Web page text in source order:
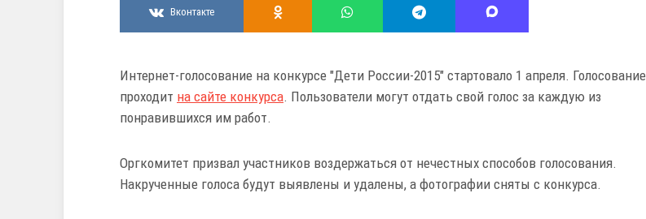
Вконтакте
Интернет-голосование на конкурсе "Дети России-2015" стартовало 1 апреля. Голосование
проходит на сайте конкурса. Пользователи могут отдать свой голос за каждую из
понравившихся им работ.
Оргкомитет призвал участников воздержаться от нечестных способов голосования.
Накрученные голоса будут выявлены и удалены, а фотографии сняты с конкурса.